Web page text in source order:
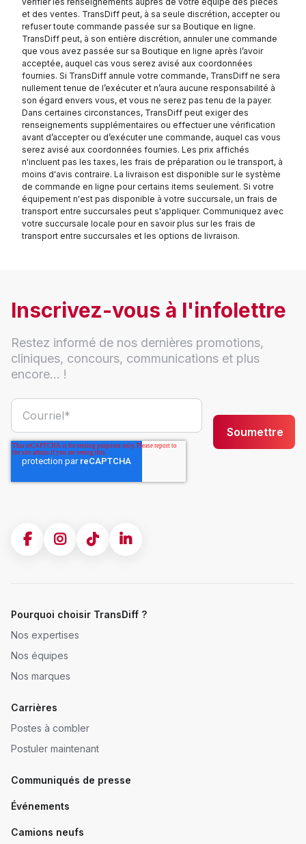
et des ventes. TransDiff peut, à sa seule discrétion, accepter ou
refuser toute commande passée sur sa Boutique en ligne.
TransDiff peut, à son entière discrétion, annuler une commande
que vous avez passée sur sa Boutique en ligne après l’avoir
acceptée, auquel cas vous serez avisé aux coordonnées
fournies. Si TransDiff annule votre commande, TransDiff ne sera
nullement tenue de l’exécuter et n’aura aucune responsabilité à
son égard envers vous, et vous ne serez pas tenu de la payer.
Dans certaines circonstances, TransDiff peut exiger des
renseignements supplémentaires ou effectuer une vérification
avant d’accepter ou d’exécuter une commande, auquel cas vous
serez avisé aux coordonnées fournies. Les prix affichés
n'incluent pas les taxes, les frais de préparation ou le transport, à
moins d'avis contraire. La livraison est disponible sur le système
de commande en ligne pour certains items seulement. Si votre
équipement n'est pas disponible à votre succursale, un frais de
transport entre succursales peut s'appliquer. Communiquez avec
votre succursale locale pour en savoir plus sur les frais de
transport entre succursales et les options de livraison.
Inscrivez-vous à l'infolettre
Restez informé de nos dernières promotions,
cliniques, concours, communications et plus
encore... !
Pourquoi choisir TransDiff ?
Nos expertises
Nos équipes
Nos marques
Carrières
Postes à combler
Postuler maintenant
Communiqués de presse
Événements
Camions neufs